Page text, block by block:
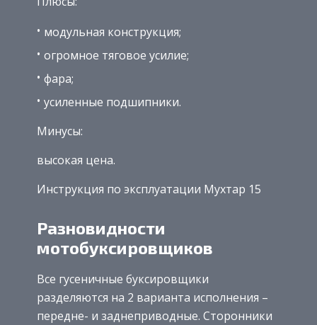
модульная конструкция;
огромное тяговое усилие;
фара;
усиленные подшипники.
Минусы:
высокая цена.
Инструкция по эксплуатации Мухтар 15
Разновидности
мотобуксировщиков
Все гусеничные буксировщики
разделяются на 2 варианта исполнения –
передне- и заднеприводные. Сторонники